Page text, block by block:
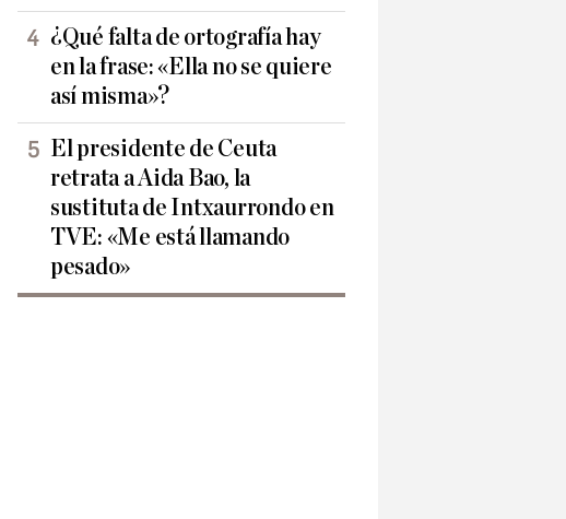
¿Qué falta de ortografía hay
en la frase: «Ella no se quiere
así misma»?
El presidente de Ceuta
retrata a Aida Bao, la
sustituta de Intxaurrondo en
TVE: «Me está llamando
pesado»